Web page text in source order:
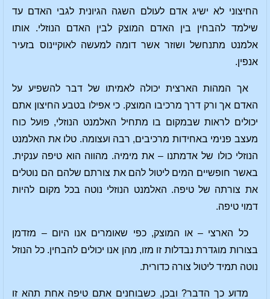
החיצוני לא ישיג אדם לעולם השגה הגיונית לגבי האדם עד
שילמד להבחין בין האדם המוצק לבין האדם הנוזלי. אותו
אלמנט מתנחשל ושוזר אשר דומה למעשה לאוקיינוס בזעיר
אנפין.
אך המהות הארצית יכולה לאמיתו של דבר להשפיע על
האדם אך ורק דרך מרכיבו המוצק. כי אפילו בטבע החיצון אתם
יכולים לראות שבמקום בו מתחיל האלמנט הנוזלי, פועל כוח
מעצב פנימי באחידות מרכיבים, רבה ועצומה. טלו את האלמנט
הנוזלי כולו של אדמתנו – את מימיה. מהווה הוא טיפה ענקית.
באשר חופשיים המים ליטול להם את צורתם שלהם הם נוטלים
את צורתה של טיפה. האלמנט הנוזלי נוטה בכל מקום להיות
דמוי טיפה.
כל הארצי – או המוצק, כפי שאומרים אנו היום – מזדמן
בצורות מוגדרת נבדלות זו מזו, מהן אנו יכולים להבחין. כל הנוזל
נוטה תמיד ליטול צורה כדורית.
מדוע כך הדבר? ובכן, כשבוחנים אתם טיפה אחת תהא זו